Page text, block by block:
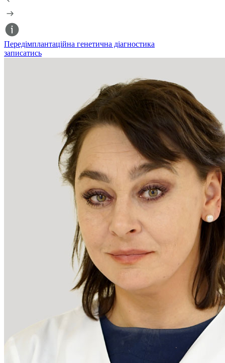
Передімплантаційна генетична діагностика
записатись